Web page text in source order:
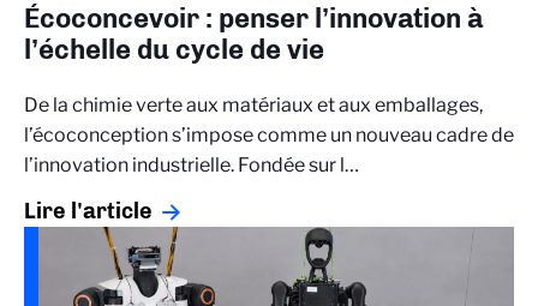
Écoconcevoir : penser l’innovation à
l’échelle du cycle de vie
De la chimie verte aux matériaux et aux emballages,
l’écoconception s’impose comme un nouveau cadre de
l’innovation industrielle. Fondée sur l…
Lire l'article